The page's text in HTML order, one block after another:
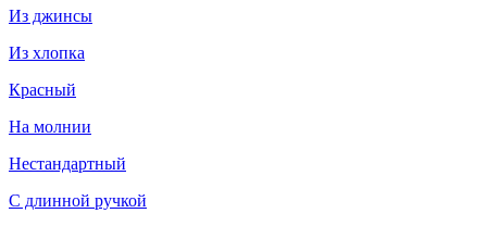
Из джинсы
Из хлопка
Красный
На молнии
Нестандартный
С длинной ручкой